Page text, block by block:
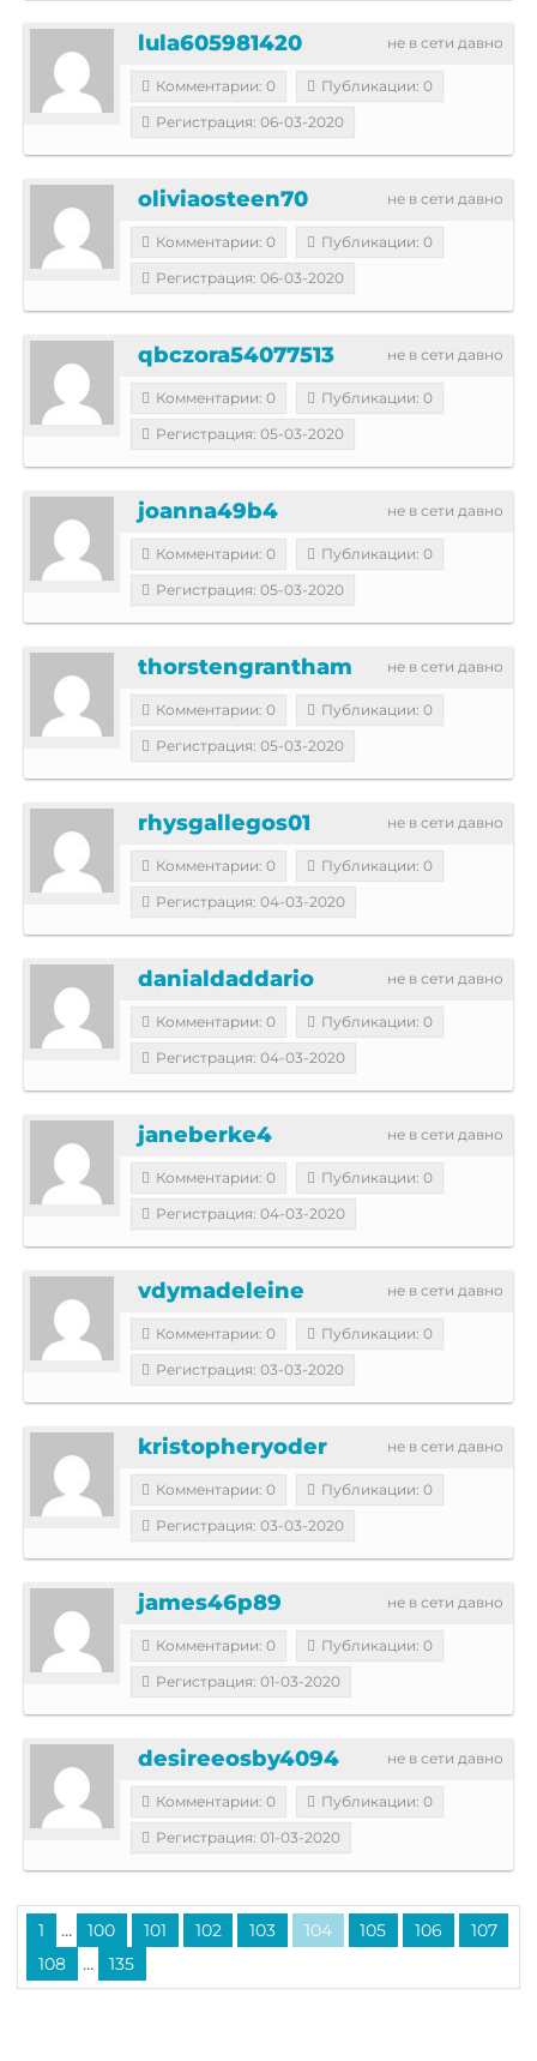
не в сети давно
lula605981420
Комментарии: 0
Публикации: 0
Регистрация: 06-03-2020
не в сети давно
oliviaosteen70
Комментарии: 0
Публикации: 0
Регистрация: 06-03-2020
не в сети давно
qbczora54077513
Комментарии: 0
Публикации: 0
Регистрация: 05-03-2020
не в сети давно
joanna49b4
Комментарии: 0
Публикации: 0
Регистрация: 05-03-2020
не в сети давно
thorstengrantham
Комментарии: 0
Публикации: 0
Регистрация: 05-03-2020
не в сети давно
rhysgallegos01
Комментарии: 0
Публикации: 0
Регистрация: 04-03-2020
не в сети давно
danialdaddario
Комментарии: 0
Публикации: 0
Регистрация: 04-03-2020
не в сети давно
janeberke4
Комментарии: 0
Публикации: 0
Регистрация: 04-03-2020
не в сети давно
vdymadeleine
Комментарии: 0
Публикации: 0
Регистрация: 03-03-2020
не в сети давно
kristopheryoder
Комментарии: 0
Публикации: 0
Регистрация: 03-03-2020
не в сети давно
james46p89
Комментарии: 0
Публикации: 0
Регистрация: 01-03-2020
не в сети давно
desireeosby4094
Комментарии: 0
Публикации: 0
Регистрация: 01-03-2020
1 ... 100 101 102 103 104 105 106
107
108
... 135